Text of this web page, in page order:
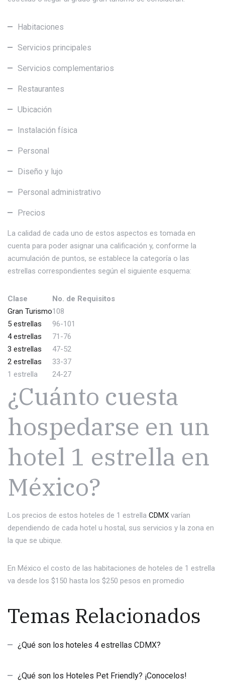
Habitaciones
Servicios principales
Servicios complementarios
Restaurantes
Ubicación
Instalación física
Personal
Diseño y lujo
Personal administrativo
Precios
La calidad de cada uno de estos aspectos es tomada en
cuenta para poder asignar una calificación y, conforme la
acumulación de puntos, se establece la categoría o las
estrellas correspondientes según el siguiente esquema:
Clase
No. de Requisitos
Gran Turismo108
5 estrellas
96-101
4 estrellas
71-76
3 estrellas
47-52
2 estrellas
33-37
1 estrella
24-27
¿Cuánto cuesta
hospedarse en un
hotel 1 estrella en
México?
Los precios de estos hoteles de 1 estrella CDMX varían
dependiendo de cada hotel u hostal, sus servicios y la zona en
la que se ubique.
En México el costo de las habitaciones de hoteles de 1 estrella
va desde los $150 hasta los $250 pesos en promedio
Temas Relacionados
¿Qué son los hoteles 4 estrellas CDMX?
¿Qué son los Hoteles Pet Friendly? ¡Conocelos!